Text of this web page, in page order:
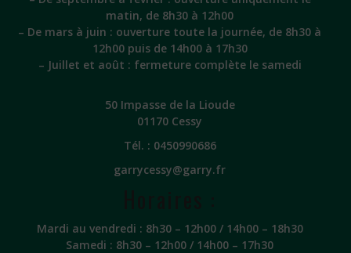
matin, de 8h30 à 12h00
– De mars à juin : ouverture toute la journée, de 8h30 à
12h00 puis de 14h00 à 17h30
– Juillet et août : fermeture complète le samedi
50 Impasse de la Lioude
01170 Cessy
Tél. : 0450990686
garrycessy@garry.fr
Mardi au vendredi : 8h30 – 12h00 / 14h00 – 18h30
Samedi : 8h30 – 12h00 / 14h00 – 17h30